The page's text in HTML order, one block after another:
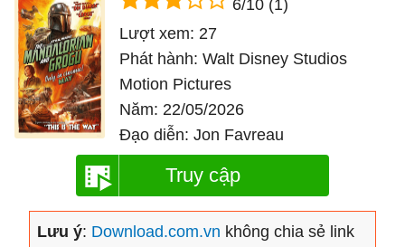
6/10 (1)
Lượt xem: 27
Phát hành: Walt Disney Studios
Motion Pictures
Năm: 22/05/2026
Đạo diễn: Jon Favreau
Truy cập
Lưu ý: Download.com.vn không chia sẻ link